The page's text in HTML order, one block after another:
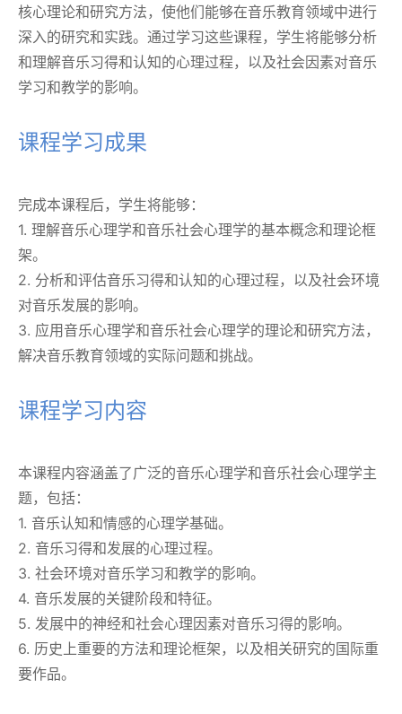
核心理论和研究方法，使他们能够在音乐教育领域中进行
深入的研究和实践。通过学习这些课程，学生将能够分析
和理解音乐习得和认知的心理过程，以及社会因素对音乐
学习和教学的影响。
课程学习成果
完成本课程后，学生将能够：
1. 理解音乐心理学和音乐社会心理学的基本概念和理论框
架。
2. 分析和评估音乐习得和认知的心理过程，以及社会环境
对音乐发展的影响。
3. 应用音乐心理学和音乐社会心理学的理论和研究方法，
解决音乐教育领域的实际问题和挑战。
课程学习内容
本课程内容涵盖了广泛的音乐心理学和音乐社会心理学主
题，包括：
1. 音乐认知和情感的心理学基础。
2. 音乐习得和发展的心理过程。
3. 社会环境对音乐学习和教学的影响。
4. 音乐发展的关键阶段和特征。
5. 发展中的神经和社会心理因素对音乐习得的影响。
6. 历史上重要的方法和理论框架，以及相关研究的国际重
要作品。